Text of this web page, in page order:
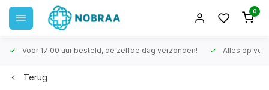
0
Voor 17:00 uur besteld, de zelfde dag verzonden! Alles op
Terug